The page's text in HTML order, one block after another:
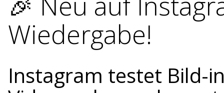
Wiedergabe!
Instagram testet Bild-